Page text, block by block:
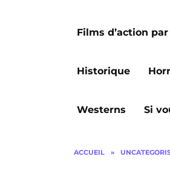
Films d’action
Historique
Westerns Si
ACCUEIL »